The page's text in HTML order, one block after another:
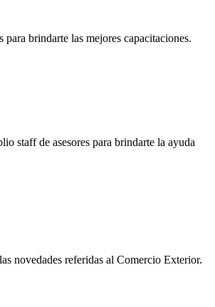
brindarte las mejores capacitaciones.
staff de asesores para brindarte la ayuda
novedades referidas al Comercio Exterior.